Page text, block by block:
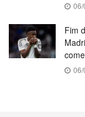
06/
Fim
06/